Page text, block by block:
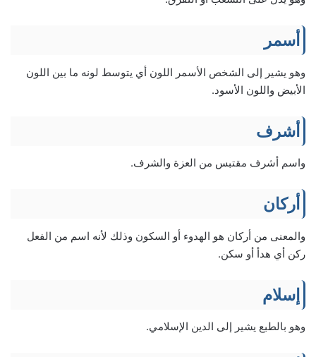
أسمر
وهو يشير إلى الشخص الأسمر اللون أي يتوسط لونه ما بين اللون
الأبيض واللون الأسود.
أشرف
واسم أشرف مقتبس من العزة والشرف.
أركان
والمعنى من أركان هو الهدوء أو السكون وذلك لأنه اسم من الفعل
ركن أي هدأ أو سكن.
إسلام
وهو بالطبع يشير إلى الدين الإسلامي.